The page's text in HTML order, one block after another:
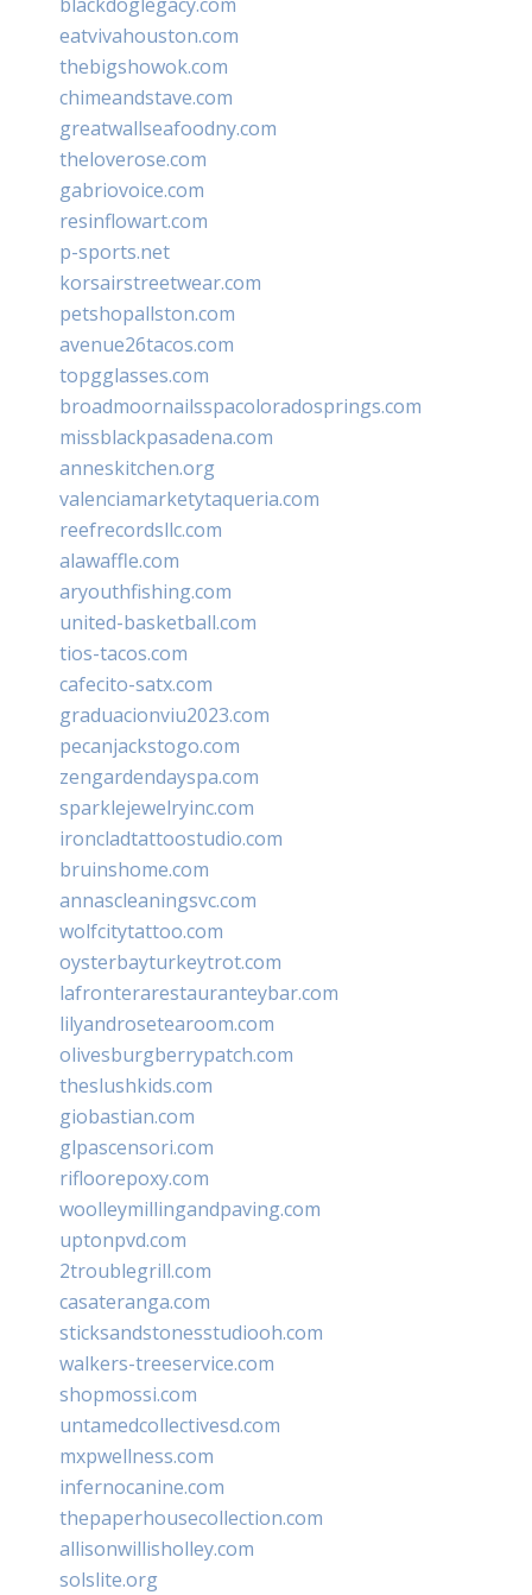
eatvivahouston.com
thebigshowok.com
chimeandstave.com
greatwallseafoodny.com
theloverose.com
gabriovoice.com
resinflowart.com
p-sports.net
korsairstreetwear.com
petshopallston.com
avenue26tacos.com
topgglasses.com
broadmoornailsspacoloradosprings.com
missblackpasadena.com
anneskitchen.org
valenciamarketytaqueria.com
reefrecordsllc.com
alawaffle.com
aryouthfishing.com
united-basketball.com
tios-tacos.com
cafecito-satx.com
graduacionviu2023.com
pecanjackstogo.com
zengardendayspa.com
sparklejewelryinc.com
ironcladtattoostudio.com
bruinshome.com
annascleaningsvc.com
wolfcitytattoo.com
oysterbayturkeytrot.com
lafronterarestauranteybar.com
lilyandrosetearoom.com
olivesburgberrypatch.com
theslushkids.com
giobastian.com
glpascensori.com
rifloorepoxy.com
woolleymillingandpaving.com
uptonpvd.com
2troublegrill.com
casateranga.com
sticksandstonesstudiooh.com
walkers-treeservice.com
shopmossi.com
untamedcollectivesd.com
mxpwellness.com
infernocanine.com
thepaperhousecollection.com
allisonwillisholley.com
solslite.org